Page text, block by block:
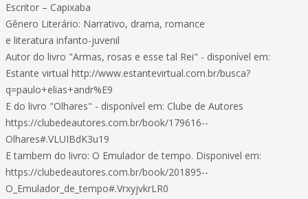
Escritor – Capixaba
Gênero Literário: Narrativo, drama, romance
e literatura infanto-juvenil
Autor do livro "Armas, rosas e esse tal Rei" - disponível em:
Estante virtual http://www.estantevirtual.com.br/busca?
q=paulo+elias+andr%E9
E do livro "Olhares" - disponível em: Clube de Autores
https://clubedeautores.com.br/book/179616--
Olhares#.VLUIBdK3u19
E tambem do livro: O Emulador de tempo. Disponivel em:
https://clubedeautores.com.br/book/201895--
O_Emulador_de_tempo#.VrxyjvkrLR0